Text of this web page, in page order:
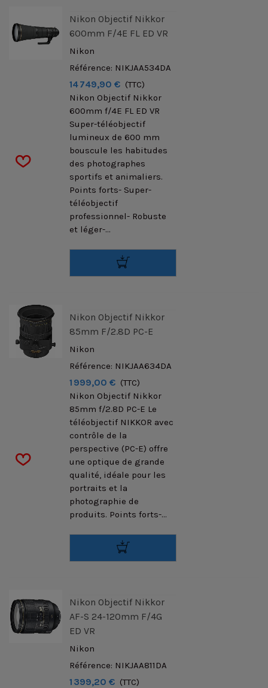
Nikon Objectif Nikkor
600mm F/4E FL ED VR
Nikon
Référence: NIKJAA534DA
14 749,90 € (TTC)
Nikon Objectif Nikkor
600mm f/4E FL ED VR
Super-téléobjectif
lumineux de 600 mm
bouscule les habitudes
des photographes
sportifs et animaliers.
Points forts- Super-
téléobjectif
professionnel- Robuste
et léger-...
Nikon Objectif Nikkor
85mm F/2.8D PC-E
Nikon
Référence: NIKJAA634DA
1 999,00 € (TTC)
Nikon Objectif Nikkor
85mm f/2.8D PC-E Le
téléobjectif NIKKOR avec
contrôle de la
perspective (PC-E) offre
une optique de grande
qualité, idéale pour les
portraits et la
photographie de
produits. Points forts-...
Nikon Objectif Nikkor
AF-S 24-120mm F/4G
ED VR
Nikon
Référence: NIKJAA811DA
1 399,20 € (TTC)